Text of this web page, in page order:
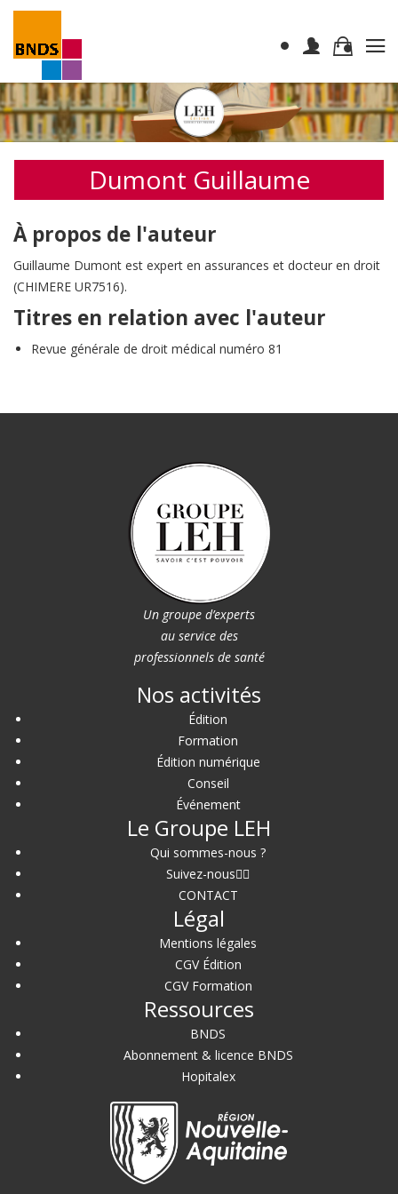
Dumont Guillaume
À propos de l'auteur
Guillaume Dumont est expert en assurances et docteur en droit
(CHIMERE UR7516).
Titres en relation avec l'auteur
Revue générale de droit médical numéro 81
Un groupe d’experts
au service des
professionnels de santé
Nos activités
Édition
Formation
Édition numérique
Conseil
Événement
Le Groupe LEH
Qui sommes-nous ?
Suivez-nous
CONTACT
Légal
Mentions légales
CGV Édition
CGV Formation
Ressources
BNDS
Abonnement & licence BNDS
Hopitalex